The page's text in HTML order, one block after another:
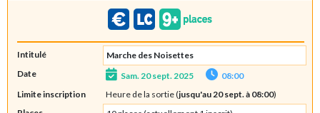
Intitulé
Marche des Noisettes
Date
Sam. 20 sept. 2025
08:00
Limite inscription
Heure de la sortie (jusqu'au 20 sept. à 08:00)